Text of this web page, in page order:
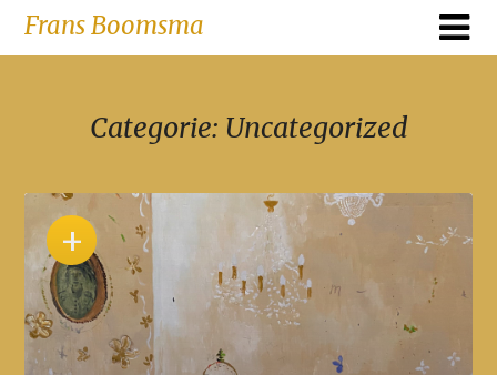
SkipFrans Boomsma
Categorie: Uncategorized
+